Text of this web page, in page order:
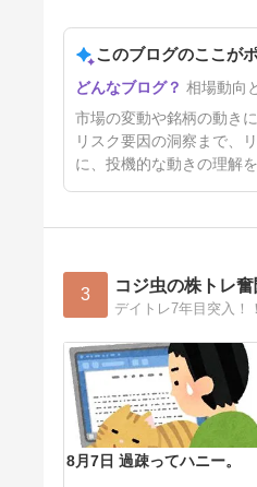
8/3（月）押しながら戻りを
す
5日前
このブログのここが
相場動向
市場の変動や銘柄の動き
リスク要因の洞察まで、
に、投機的な動きの理解
3 コジ虫の株トレ
8月7日 過疎ってハニー。